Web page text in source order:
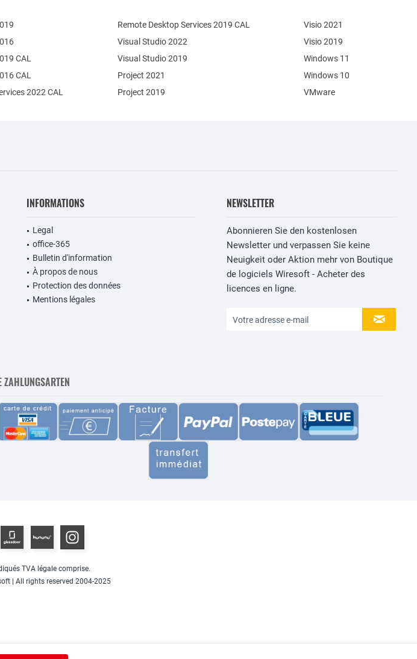
2022 CAL
Remote Desktop Services 2019 CAL
CAL
CAL
Visual Studio 2022
Visual Studio 2019
Project 2021
Project 2019
Visio 2021
Visio 2019
Windows 11
Windows 10
VMware
INFORMATIONS
Legal
office-365
Bulletin d'information
À propos de nous
Protection des données
Mentions légales
NEWSLETTER
Abonnieren Sie den kostenlosen
Newsletter und verpassen Sie keine
Neuigkeit oder Aktion mehr von Boutique
de logiciels Wiresoft - Acheter des
licences en ligne.
ZAHLUNGSARTEN
TVA légale comprise.
| All rights reserved 2004-2025